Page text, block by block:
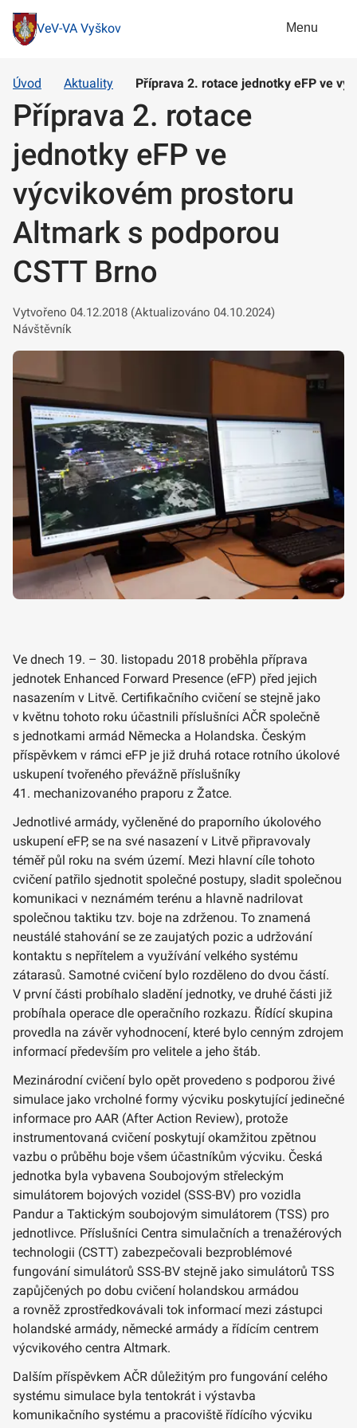
VeV-VA Vyškov Menu
Úvod Aktuality Příprava 2. rotace jednotky eFP ve
Příprava 2. rotace
jednotky eFP ve
výcvikovém prostoru
Altmark s podporou
CSTT Brno
Vytvořeno 04.12.2018 (Aktualizováno 04.10.2024)
Návštěvník
Ve dnech 19. – 30. listopadu 2018 proběhla příprava
jednotek Enhanced Forward Presence (eFP) před jejich
nasazením v Litvě. Certifikačního cvičení se stejně jako
v květnu tohoto roku účastnili příslušníci AČR společně
s jednotkami armád Německa a Holandska. Českým
příspěvkem v rámci eFP je již druhá rotace rotního úkolové
uskupení tvořeného převážně příslušníky
41. mechanizovaného praporu z Žatce.
Jednotlivé armády, vyčleněné do praporního úkolového
uskupení eFP, se na své nasazení v Litvě připravovaly
téměř půl roku na svém území. Mezi hlavní cíle tohoto
cvičení patřilo sjednotit společné postupy, sladit společnou
komunikaci v neznámém terénu a hlavně nadrilovat
společnou taktiku tzv. boje na zdrženou. To znamená
neustálé stahování se ze zaujatých pozic a udržování
kontaktu s nepřítelem a využívání velkého systému
zátarasů. Samotné cvičení bylo rozděleno do dvou částí.
V první části probíhalo sladění jednotky, ve druhé části již
probíhala operace dle operačního rozkazu. Řídící skupina
provedla na závěr vyhodnocení, které bylo cenným zdrojem
informací především pro velitele a jeho štáb.
Mezinárodní cvičení bylo opět provedeno s podporou živé
simulace jako vrcholné formy výcviku poskytující jedinečné
informace pro AAR (After Action Review), protože
instrumentovaná cvičení poskytují okamžitou zpětnou
vazbu o průběhu boje všem účastníkům výcviku. Česká
jednotka byla vybavena Soubojovým střeleckým
simulátorem bojových vozidel (SSS-BV) pro vozidla
Pandur a Taktickým soubojovým simulátorem (TSS) pro
jednotlivce. Příslušníci Centra simulačních a trenažérových
technologii (CSTT) zabezpečovali bezproblémové
fungování simulátorů SSS-BV stejně jako simulátorů TSS
zapůjčených po dobu cvičení holandskou armádou
a rovněž zprostředkovávali tok informací mezi zástupci
holandské armády, německé armády a řídícím centrem
výcvikového centra Altmark.
Dalším příspěvkem AČR důležitým pro fungování celého
systému simulace byla tentokrát i výstavba
komunikačního systému a pracoviště řídícího výcviku